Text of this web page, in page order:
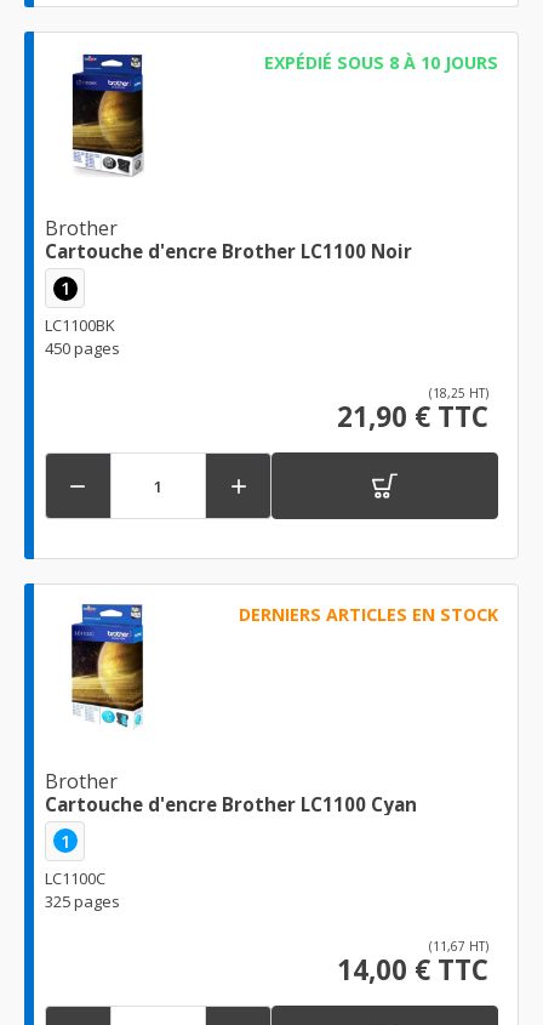
EXPÉDIÉ SOUS 8 À 10 JOURS
Brother
Cartouche d'encre Brother LC1100 Noir
1
LC1100BK
450 pages
(18,25 HT)
21,90 € TTC
 
DERNIERS ARTICLES EN STOCK
Brother
Cartouche d'encre Brother LC1100 Cyan
1
LC1100C
325 pages
(11,67 HT)
14,00 € TTC